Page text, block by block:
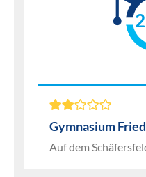
Gymnasium
Auf dem